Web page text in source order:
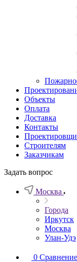
Объекты
Оплата
Доставка
Контакты
Строителям
Заказчикам
Задать вопрос
Москва
Города
Иркутск
Москва
Улан-Удэ
0 Сравнение